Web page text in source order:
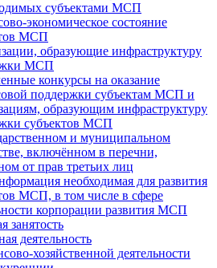
субъектами МСП
экономическое состояние
МСП
образующие инфраструктуру
МСП
конкурсы на оказание
поддержки субъектам МСП и
образующим инфраструктуру
субъектов МСП
и муниципальном
включённом в перечни,
от прав третьих лиц
необходимая для развития
МСП, в том числе в сфере
корпорации развития МСП
занятость
деятельность
хозяйственной деятельности